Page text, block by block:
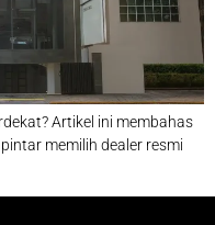
Artikel ini membahas
memilih dealer resmi